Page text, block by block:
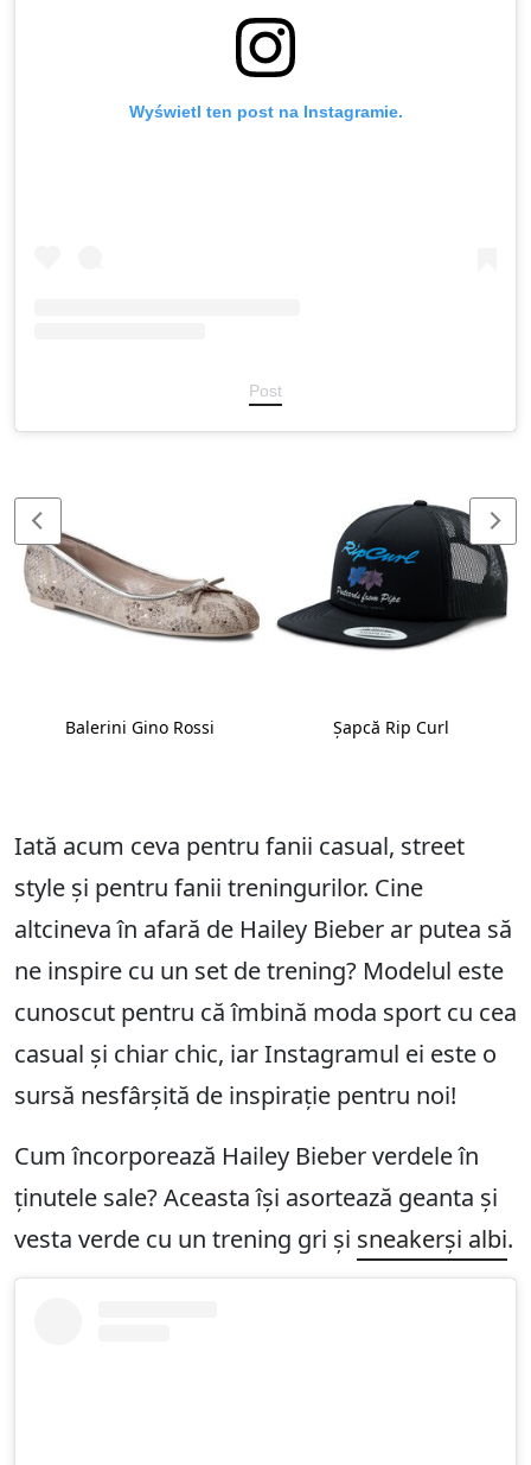
Wyświetl ten post na Instagramie.
Post
Balerini Gino Rossi Șapcă Rip Curl
Iată acum ceva pentru fanii casual, street
style și pentru fanii treningurilor. Cine
altcineva în afară de Hailey Bieber ar putea să
ne inspire cu un set de trening? Modelul este
cunoscut pentru că îmbină moda sport cu cea
casual și chiar chic, iar Instagramul ei este o
sursă nesfârșită de inspirație pentru noi!
Cum încorporează Hailey Bieber verdele în
ținutele sale? Aceasta își asortează geanta și
vesta verde cu un trening gri și sneakerși albi.